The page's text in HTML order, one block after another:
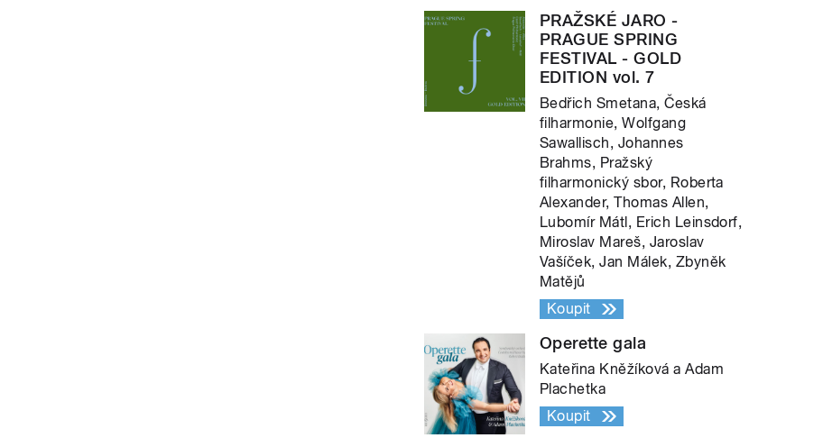
PRAŽSKÉ JARO -
PRAGUE SPRING
FESTIVAL - GOLD
EDITION vol. 7
Bedřich Smetana, Česká
filharmonie, Wolfgang
Sawallisch, Johannes
Brahms, Pražský
filharmonický sbor, Roberta
Alexander, Thomas Allen,
Lubomír Mátl, Erich Leinsdorf,
Miroslav Mareš, Jaroslav
Vašíček, Jan Málek, Zbyněk
Matějů
Koupit
Operette gala
Kateřina Kněžíková a Adam
Plachetka
Koupit